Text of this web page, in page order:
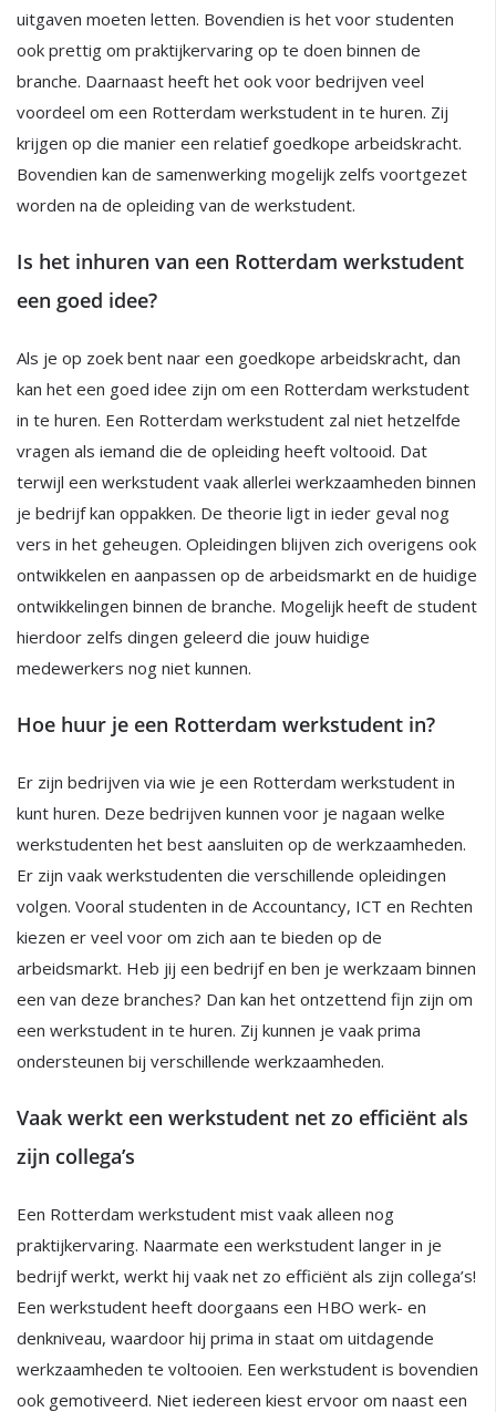
uitgaven moeten letten. Bovendien is het voor studenten
ook prettig om praktijkervaring op te doen binnen de
branche. Daarnaast heeft het ook voor bedrijven veel
voordeel om een Rotterdam werkstudent in te huren. Zij
krijgen op die manier een relatief goedkope arbeidskracht.
Bovendien kan de samenwerking mogelijk zelfs voortgezet
worden na de opleiding van de werkstudent.
Is het inhuren van een Rotterdam werkstudent
een goed idee?
Als je op zoek bent naar een goedkope arbeidskracht, dan
kan het een goed idee zijn om een Rotterdam werkstudent
in te huren. Een Rotterdam werkstudent zal niet hetzelfde
vragen als iemand die de opleiding heeft voltooid. Dat
terwijl een werkstudent vaak allerlei werkzaamheden binnen
je bedrijf kan oppakken. De theorie ligt in ieder geval nog
vers in het geheugen. Opleidingen blijven zich overigens ook
ontwikkelen en aanpassen op de arbeidsmarkt en de huidige
ontwikkelingen binnen de branche. Mogelijk heeft de student
hierdoor zelfs dingen geleerd die jouw huidige
medewerkers nog niet kunnen.
Hoe huur je een Rotterdam werkstudent in?
Er zijn bedrijven via wie je een Rotterdam werkstudent in
kunt huren. Deze bedrijven kunnen voor je nagaan welke
werkstudenten het best aansluiten op de werkzaamheden.
Er zijn vaak werkstudenten die verschillende opleidingen
volgen. Vooral studenten in de Accountancy, ICT en Rechten
kiezen er veel voor om zich aan te bieden op de
arbeidsmarkt. Heb jij een bedrijf en ben je werkzaam binnen
een van deze branches? Dan kan het ontzettend fijn zijn om
een werkstudent in te huren. Zij kunnen je vaak prima
ondersteunen bij verschillende werkzaamheden.
Vaak werkt een werkstudent net zo efficiënt als
zijn collega’s
Een Rotterdam werkstudent mist vaak alleen nog
praktijkervaring. Naarmate een werkstudent langer in je
bedrijf werkt, werkt hij vaak net zo efficiënt als zijn collega’s!
Een werkstudent heeft doorgaans een HBO werk- en
denkniveau, waardoor hij prima in staat om uitdagende
werkzaamheden te voltooien. Een werkstudent is bovendien
ook gemotiveerd. Niet iedereen kiest ervoor om naast een